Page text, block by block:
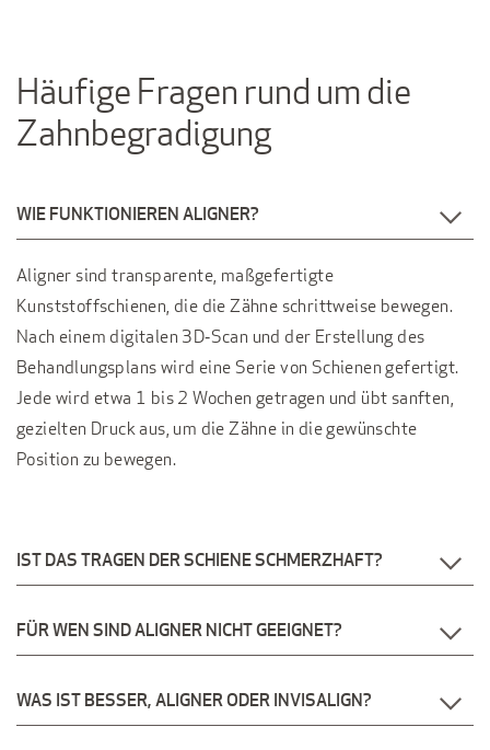
Häufige Fragen rund um die
Zahnbegradigung
WIE FUNKTIONIEREN ALIGNER?
Aligner sind transparente, maßgefertigte
Kunststoffschienen, die die Zähne schrittweise bewegen.
Nach einem digitalen 3D‑Scan und der Erstellung des
Behandlungsplans wird eine Serie von Schienen gefertigt.
Jede wird etwa 1 bis 2 Wochen getragen und übt sanften,
gezielten Druck aus, um die Zähne in die gewünschte
Position zu bewegen.
IST DAS TRAGEN DER SCHIENE SCHMERZHAFT?
FÜR WEN SIND ALIGNER NICHT GEEIGNET?
WAS IST BESSER, ALIGNER ODER INVISALIGN?